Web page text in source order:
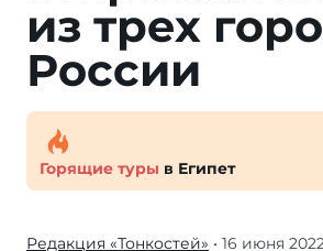
из трех
России
Горящие туры в Египет
Редакция «Тонкостей» • 16 июня